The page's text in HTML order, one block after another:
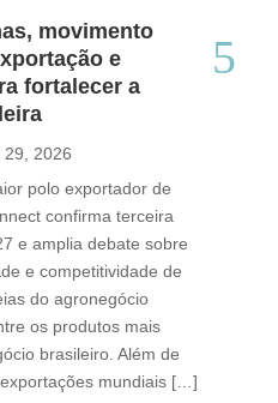
movimento
e
fortalecer a
29, 2026
polo exportador de
confirma terceira
e amplia debate sobre
e competitividade de
do agronegócio
os produtos mais
brasileiro. Além de
mundiais […]